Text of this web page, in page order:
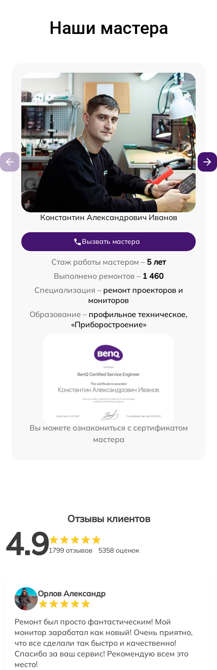
Наши мастера
Константин Александрович Иванов
Вызвать мастера
Стаж работы мастером – 5 лет
Выполнено ремонтов – 1 460
Специализация – ремонт проекторов и
мониторов
Образование – профильное техническое,
«Приборостроение»
Вы можете ознакомиться с сертификатом
мастера
Отзывы клиентов
4.91799 отзывов 5358 оценок
Орлов Александр
Ремонт был просто фантастическим! Мой
монитор заработал как новый! Очень приятно,
что все сделали так быстро и качественно!
Спасибо за ваш сервис! Рекомендую всем это
место!